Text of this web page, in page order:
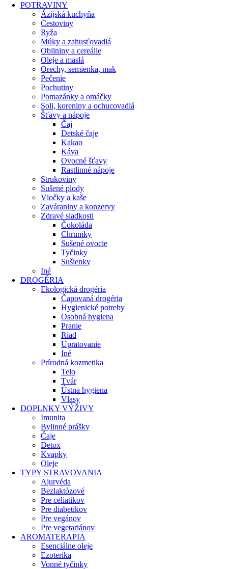
POTRAVINY
Ázijská kuchyňa
Cestoviny
Ryža
Múky a zahusťovadlá
Obilniny a cereálie
Oleje a maslá
Orechy, semienka, mak
Pečenie
Pochutiny
Pomazánky a omáčky
Soli, koreniny a ochucovadlá
Šťavy a nápoje
Čaj
Detské čaje
Kakao
Káva
Ovocné šťavy
Rastlinné nápoje
Strukoviny
Sušené plody
Vločky a kaše
Zaváraniny a konzervy
Zdravé sladkosti
Čokoláda
Chrumky
Sušené ovocie
Tyčinky
Sušienky
Iné
DROGÉRIA
Ekologická drogéria
Čapovaná drogéria
Hygienické potreby
Osobná hygiena
Pranie
Riad
Upratovanie
Iné
Prírodná kozmetika
Telo
Tvár
Ústna hygiena
Vlasy
DOPLNKY VÝŽIVY
Imunita
Bylinné prášky
Čaje
Detox
Kvapky
Oleje
TYPY STRAVOVANIA
Ajurvéda
Bezlaktózové
Pre celiatikov
Pre diabetikov
Pre vegánov
Pre vegetariánov
AROMATERAPIA
Esenciálne oleje
Ezoterika
Vonné tyčinky